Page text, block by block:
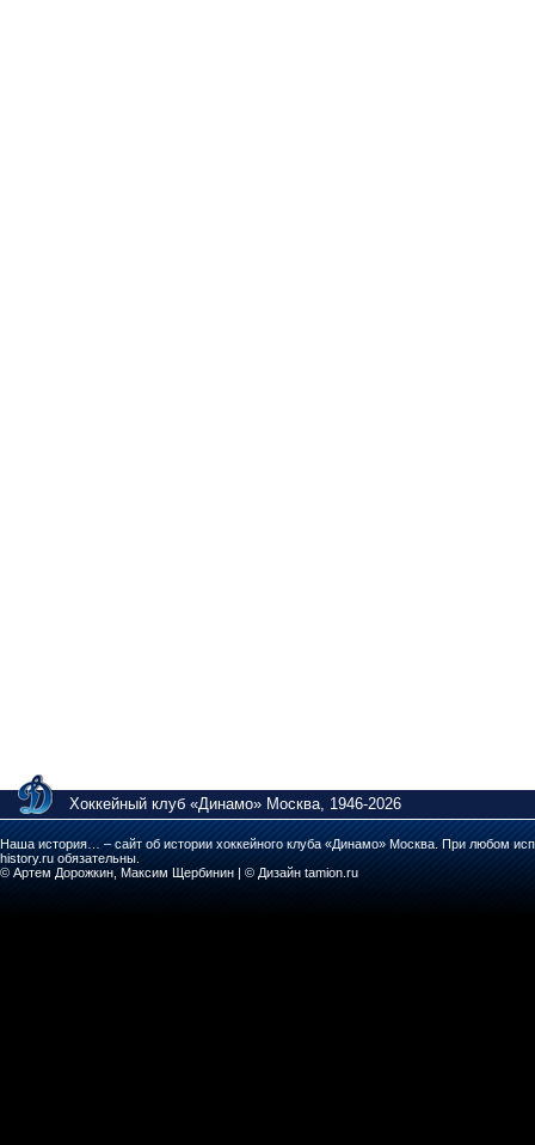
Хоккейный клуб «Динамо» Москва, 1946-2026
Наша история… – сайт об истории хоккейного клуба «Динамо» Москва. При любом
history.ru обязательны.
© Артем Дорожкин, Максим Щербинин | © Дизайн tamion.ru